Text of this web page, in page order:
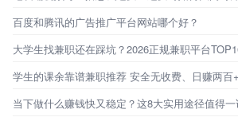
百度和腾讯的广告推广平台网站哪个好？
大学生找兼职还在踩坑？2026正规兼职平台
学生的课余靠谱兼职推荐 安全无收费、日赚两百+
当下做什么赚钱快又稳定？这8大实用途径值得